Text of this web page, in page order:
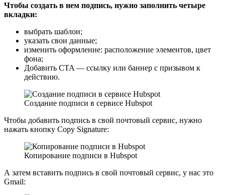
Чтобы создать в нем подпись, нужно заполнить четыре
вкладки:
выбрать шаблон;
указать свои данные;
изменить оформление: расположение элементов, цвет
фона;
Добавить CTA — ссылку или баннер с призывом к
действию.
Создание подписи в сервисе Hubspot
Чтобы добавить подпись в свой почтовый сервис, нужно
нажать кнопку Copy Signature:
Копирование подписи в Hubspot
А затем вставить подпись в свой почтовый сервис, у нас это
Gmail: